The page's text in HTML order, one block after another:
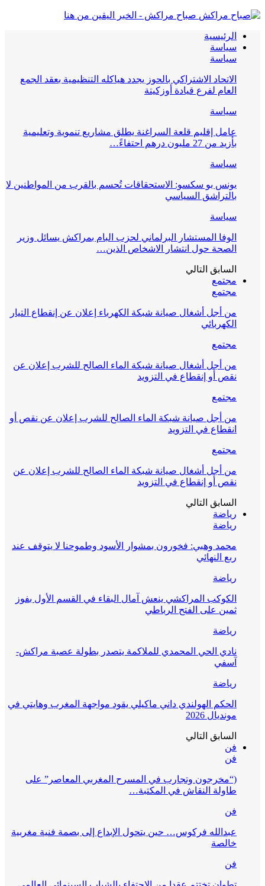
صباح مراكش - الخبر اليقين من هنا
الرئيسية
سياسة
سياسة
الاتحاد الاشتراكي بالحوز يجدد هياكله التنظيمية بعقد الجمع
العام لفرع قيادة أوزكيتة
سياسة
عامل إقليم قلعة السراغنة يطلق مشاريع تنموية وتعليمية
بأزيد من 27 مليون درهم احتفاءً…
سياسة
يونس بو سكسو: الاستحقاقات تُحسم بالقرب من المواطنين لا
بالتراشق السياسي
سياسة
الوفا المستشار البرلماني لحزب البام بمراكش يسائل وزير
الصحة حول انتشار الاشخاص الذين…
السابق التالي
مجتمع
مجتمع
من أجل أشغال صيانة شبكة الكهرباء إعلان عن إنقطاع التيار
الكهربائي
مجتمع
من أجل أشغال صيانة شبكة الماء الصالح للشرب إعلان عن
نقص أو إنقطاع في التزويد
مجتمع
من أجل صيانة شبكة الماء الصالح للشرب إعلان عن نقص أو
انقطاع في التزويد
مجتمع
من أجل أشغال صيانة شبكة الماء الصالح للشرب إعلان عن
نقص أو إنقطاع في التزويد
السابق التالي
رياضة
رياضة
محمد وهبي: فخورون بمشوار الأسود وطموحنا لا يتوقف عند
ربع النهائي
رياضة
الكوكب المراكشي ينعش آمال البقاء في القسم الأول بفوز
ثمين على الفتح الرباطي
رياضة
نادي الحي المحمدي للملاكمة يتصدر بطولة عصبة مراكش-
آسفي
رياضة
الحكم الهولندي داني ماكيلي يقود مواجهة المغرب وهايتي في
مونديال 2026
السابق التالي
فن
فن
(“مخرجون وتجارب في المسرح المغربي المعاصر” على
طاولة النقاش في المكتبة…
فن
عبدالله فركوس… حين يتحول الإبداع إلى بصمة فنية مغربية
خالصة
فن